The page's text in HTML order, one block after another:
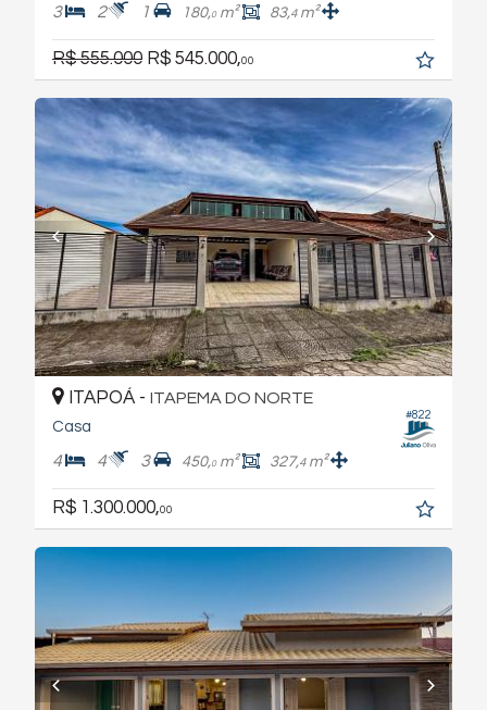
3 2 1 180,0m² 83,4m²
R$ 555.000 R$ 545.000,00
#822
ITAPOÁ - ITAPEMA DO NORTE
Casa
4 4 3 450,0m² 327,4m²
R$ 1.300.000,00